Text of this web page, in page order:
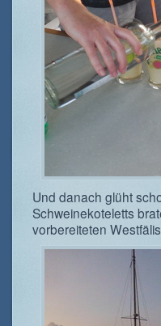
Und danach glüht
Schweinekoteletts
vorbereiteten